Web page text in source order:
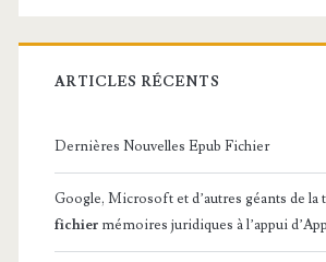
ARTICLES RÉCENTS
Dernières Nouvelles Epub Fichier
Google, Microsoft et d’autres géants de la
fichier mémoires juridiques à l’appui